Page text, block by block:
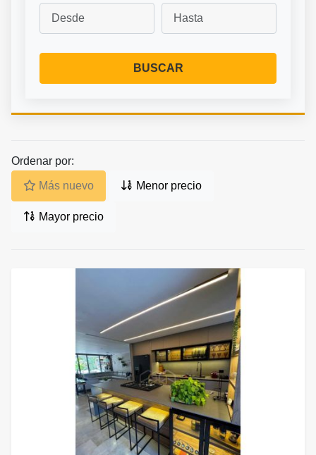
BUSCAR
Ordenar por:
Más nuevo Menor precio
Mayor precio